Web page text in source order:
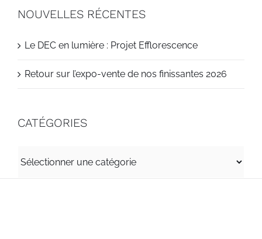
NOUVELLES RÉCENTES
Le DEC en lumière : Projet Efflorescence
Retour sur l’expo-vente de nos finissantes 2026
CATÉGORIES